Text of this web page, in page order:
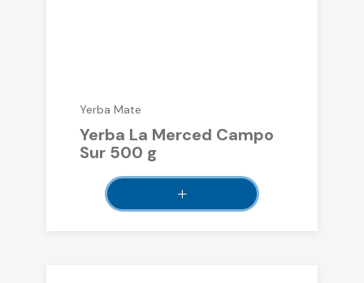
Yerba Mate
Yerba La Merced Campo
Sur 500 g